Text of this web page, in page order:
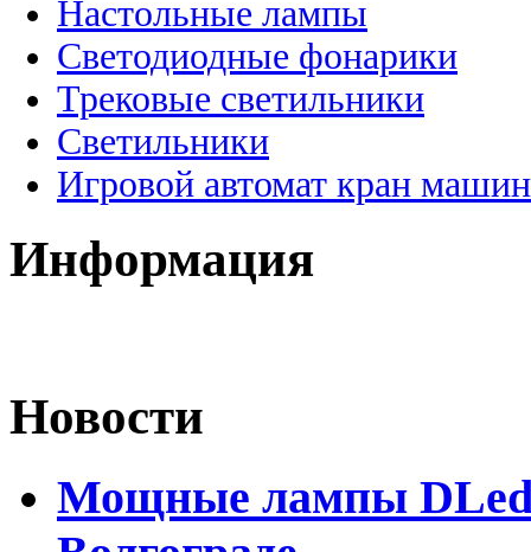
Настольные лампы
Светодиодные фонарики
Трековые светильники
Светильники
Игровой автомат кран
Информация
Новости
Мощные лампы DLed